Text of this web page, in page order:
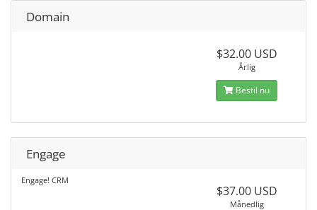
Domain
$32.00 USD
Årlig
Bestil nu
Engage
Engage! CRM
$37.00 USD
Månedlig